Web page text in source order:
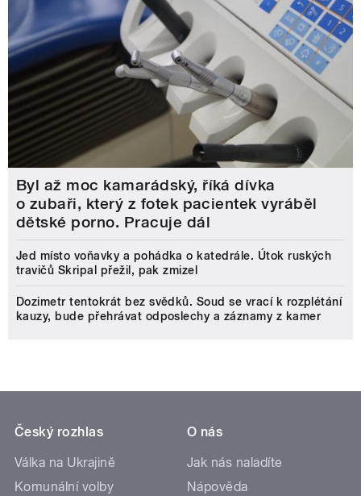
Byl až moc kamarádský, říká dívka
o zubaři, který z fotek pacientek vyráběl
dětské porno. Pracuje dál
Jed místo voňavky a pohádka o katedrále. Útok ruských
travičů Skripal přežil, pak zmizel
Dozimetr tentokrát bez svědků. Soud se vrací k rozplétání
kauzy, bude přehrávat odposlechy a záznamy z kamer
Český rozhlas
Válka na Ukrajině
Komunální volby
O nás
Jak nás naladíte
Nápověda